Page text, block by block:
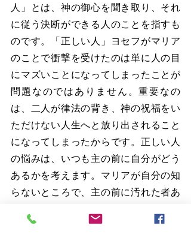
人」とは、神の御心を聞き取り、それ
に従う決断ができる人のことを指すも
のです。「正しい人」ヨセフがマリア
のことで衝撃を受けたのは単に人の目
にマズいことになってしまったことが
問題なのではありません。重要なの
は、二人が律法の背き、神の祝福をい
ただけない人生へと放り出されること
になってしまったからです。正しい人
の悩みは、いつも主の前に自分がどう
あるかを考えます。マリアが自分の知
らないところで、主の前に汚れた者あ
考えていました。そのヨセフの迷い